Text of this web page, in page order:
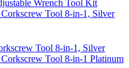
Wrench Tool Kit
Tool 8-in-1, Silver